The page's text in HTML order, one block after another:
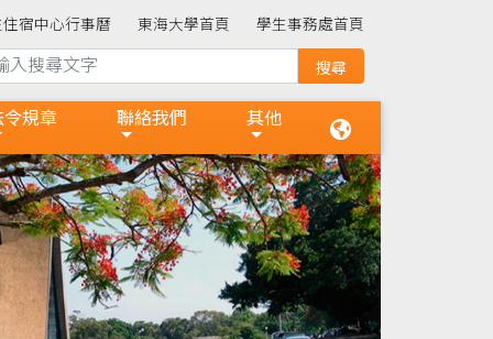
住宿中心行事曆 東海大學首頁 學生事務處首頁
令規章 聯絡我們 其他